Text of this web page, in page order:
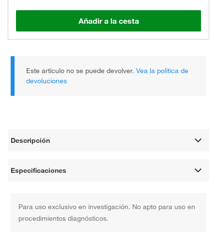
Añadir a la cesta
Este artículo no se puede devolver.Vea la política de
devoluciones
Descripción
Especificaciones
Para uso exclusivo en investigación. No apto para uso en
procedimientos diagnósticos.